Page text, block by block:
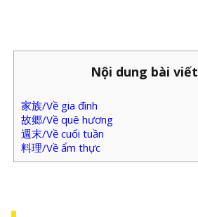
Nội dung bài viết
家族/Về gia đình
故郷/Về quê hương
週末/Về cuối tuần
料理/Về ẩm thực